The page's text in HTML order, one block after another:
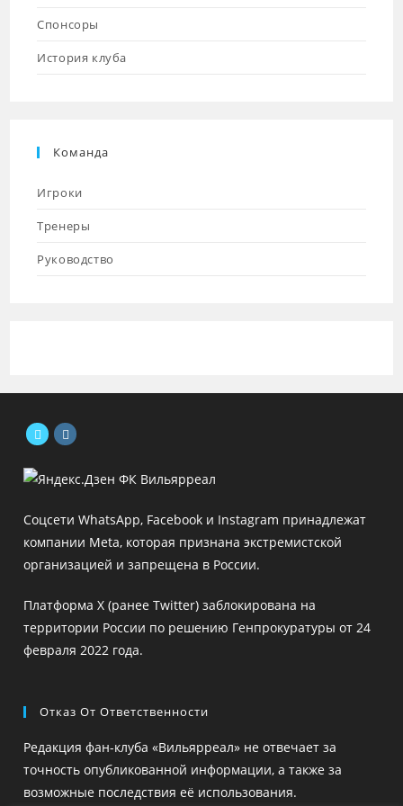
Спонсоры
История клуба
Команда
Игроки
Тренеры
Руководство
в
вкладке
в
вкладке
Соцсети WhatsApp, Facebook и Instagram принадлежат
компании Meta, которая признана экстремистской
организацией и запрещена в России.
Платформа X (ранее Twitter) заблокирована на
территории России по решению Генпрокуратуры от 24
февраля 2022 года.
Отказ От Ответственности
Редакция фан-клуба «Вильярреал» не отвечает за
точность опубликованной информации, а также за
возможные последствия её использования.